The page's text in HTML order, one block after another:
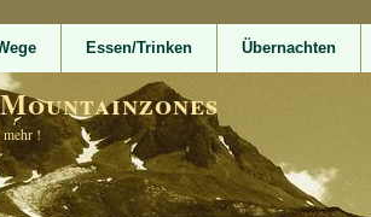
Essen/Trinken Übernachten
mehr !